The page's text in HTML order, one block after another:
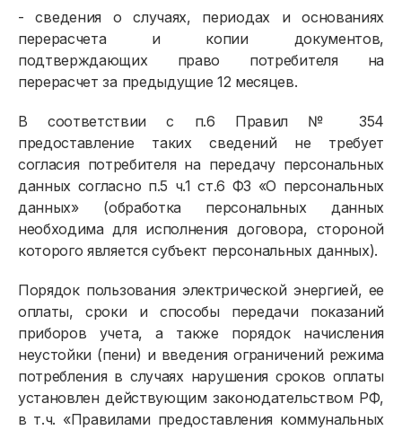
- сведения о случаях, периодах и основаниях
перерасчета и копии документов,
подтверждающих право потребителя на
перерасчет за предыдущие 12 месяцев.
В соответствии с п.6 Правил № 354
предоставление таких сведений не требует
согласия потребителя на передачу персональных
данных согласно п.5 ч.1 ст.6 ФЗ «О персональных
данных» (обработка персональных данных
необходима для исполнения договора, стороной
которого является субъект персональных данных).
Порядок пользования электрической энергией, ее
оплаты, сроки и способы передачи показаний
приборов учета, а также порядок начисления
неустойки (пени) и введения ограничений режима
потребления в случаях нарушения сроков оплаты
установлен действующим законодательством РФ,
в т.ч. «Правилами предоставления коммунальных